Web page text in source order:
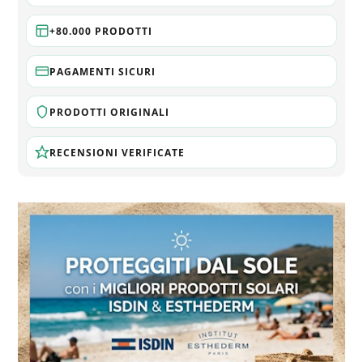
+80.000 PRODOTTI
PAGAMENTI SICURI
PRODOTTI ORIGINALI
RECENSIONI VERIFICATE